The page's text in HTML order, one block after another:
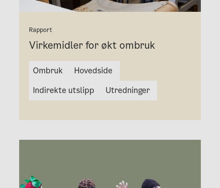
Rapport
Virkemidler for økt ombruk
Ombruk
Hovedside
Indirekte utslipp
Utredninger